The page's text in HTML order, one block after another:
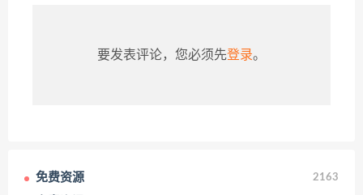
要发表评论，您必须先登录。
免费资源 2163